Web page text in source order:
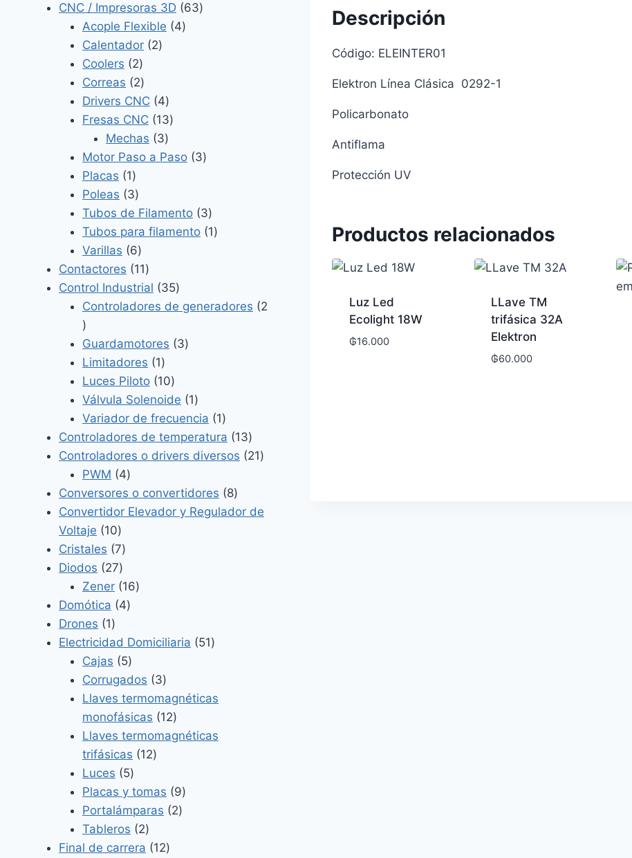
Descripción
Código: ELEINTER01
Elektron Línea Clásica 0292-1
Policarbonato
Antiflama
Protección UV
Productos relacionados
Luz Led
Ecolight 18W
₲16.000
LLave TM
trifásica 32A
Elektron
₲60.000
producto
CNC / Impresoras 3D 6363
Acople Flexible 44
Calentador 22
Coolers 22
productos
Correas 22
productos
Drivers CNC 44
productos
Fresas CNC 1313
Mechas 33
productos
Motor Paso a Paso 33
Placas 11
producto
Poleas 33
productos
Tubos de Filamento 33
productos
Tubos para filamento 11
Varillas 66
productos
Contactores 1111
productos
Control Industrial 3535
productos
Controladores de generadores
2
2
productos
Guardamotores 33
Limitadores 11
producto
Luces Piloto 1010
productos
Válvula Solenoide 11
producto
Variador de frecuencia 11
producto
Controladores de temperatura 1313
productos
Controladores o drivers diversos 2121
PWM 44
productos
Conversores o convertidores 88
productos
Convertidor Elevador y Regulador de
Voltaje
1010
productos
Cristales 77
productos
Diodos 2727
productos
Zener 1616
Domótica 44
Drones 11
producto
Electricidad Domiciliaria 5151
Cajas 55
productos
Corrugados 33
productos
Llaves termomagnéticas
monofásicas
1212
productos
Llaves termomagnéticas
trifásicas
1212
Luces 55
productos
Placas y tomas 99
productos
Portalámparas 22
Tableros 22
productos
Final de carrera 1212